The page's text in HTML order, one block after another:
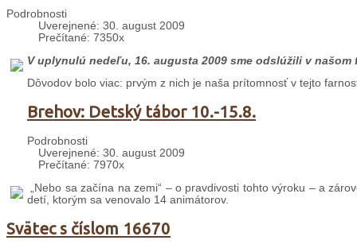
Podrobnosti
Uverejnené: 30. august 2009
Prečítané: 7350x
V uplynulú nedeľu, 16. augusta 2009 sme odslúžili v
Dôvodov bolo viac: prvým z nich je naša prítomnosť v tejto
Brehov: Detský tábor 10.-15.8.
Podrobnosti
Uverejnené: 30. august 2009
Prečítané: 7970x
„Nebo sa začína na zemi“ – o pravdivosti tohto výroku – a
detí, ktorým sa venovalo 14 animátorov.
Svätec s číslom 16670